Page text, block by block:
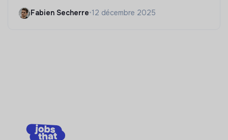
Fabien Secherre•12 décembre 2025